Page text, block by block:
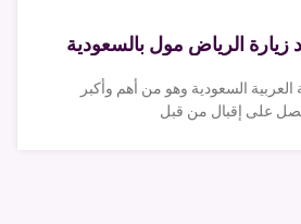
السعودية وهو من أهم وأكبر
على إقبال من قبل